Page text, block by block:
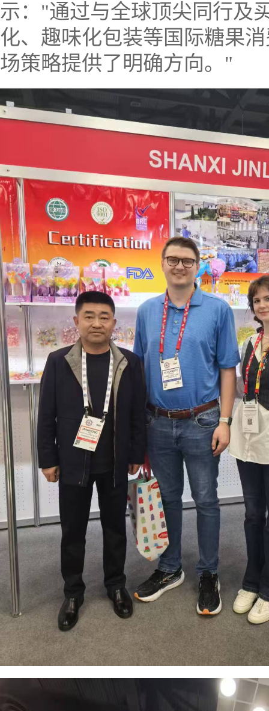
示："通过与全球顶尖同行及
化、趣味化包装等国际糖果
场策略提供了明确方向。"